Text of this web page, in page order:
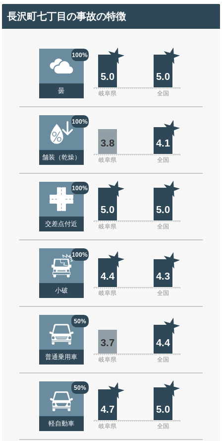
長沢町七丁目の事故の特徴
100%
曇
5.0 5.0
岐阜県 全国
100%
舗装（乾燥）
3.8 4.1
岐阜県 全国
100%
交差点付近
5.0 5.0
岐阜県 全国
100%
小破
4.4 4.3
岐阜県 全国
50%
普通乗用車
3.7 4.4
岐阜県 全国
50%
軽自動車
4.7 5.0
岐阜県 全国